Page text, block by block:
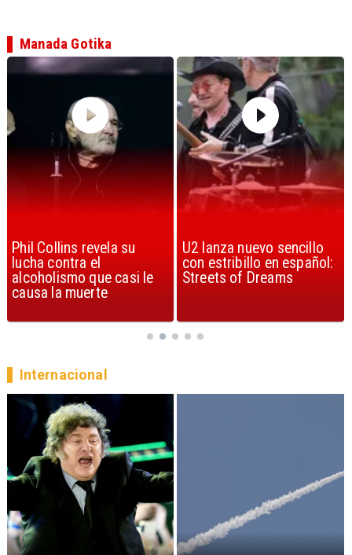
U2 lanza nuevo sencillo
con estribillo en español:
Streets of Dreams
“Africa” de Toto es
considerada la mejor
canción, según la ciencia
Manada Gotika
Internacional